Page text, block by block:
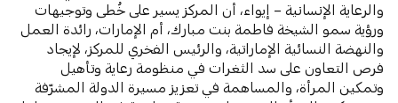
والرعاية الإنسانية – إيواء، أن المركز يسير على خُطى وتوجيهات
ورؤية سمو الشيخة فاطمة بنت مبارك، أم الإمارات، رائدة العمل
والنهضة النسائية الإماراتية، والرئيس الفخري للمركز، لإيجاد
فرص التعاون على سد الثغرات في منظومة رعاية وتأهيل
وتمكين المرأة، والمساهمة في تعزيز مسيرة الدولة المشرّفة